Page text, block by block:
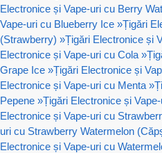
Electronice și Vape-uri cu Berry
Vape-uri cu Blueberry Ice »Țigări
(Strawberry) »Țigări Electronice și
Electronice și Vape-uri cu Cola »
Grape Ice »Țigări Electronice și
Electronice și Vape-uri cu Menta »
Pepene »Țigări Electronice și
Electronice și Vape-uri cu
uri cu Strawberry Watermelon
Electronice și Vape-uri cu